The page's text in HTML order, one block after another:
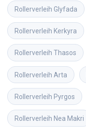
Rollerverleih Glyfada
Rollerverleih Kerkyra
Rollerverleih Thasos
Rollerverleih Arta
Rollerverleih Pyrgos
Rollerverleih Nea Makri